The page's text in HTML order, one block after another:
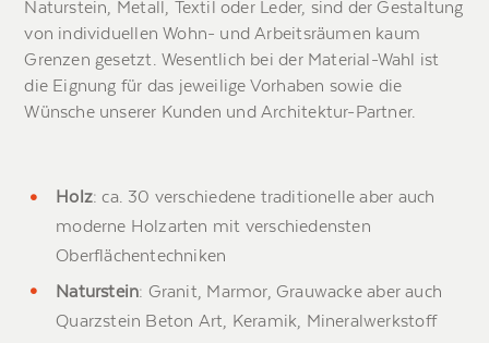
Naturstein, Metall, Textil oder Leder, sind der Gestaltung
von individuellen Wohn- und Arbeitsräumen kaum
Grenzen gesetzt. Wesentlich bei der Material-Wahl ist
die Eignung für das jeweilige Vorhaben sowie die
Wünsche unserer Kunden und Architektur-Partner.
Holz: ca. 30 verschiedene traditionelle aber auch
moderne Holzarten mit verschiedensten
Oberflächentechniken
Naturstein: Granit, Marmor, Grauwacke aber auch
Quarzstein Beton Art, Keramik, Mineralwerkstoff